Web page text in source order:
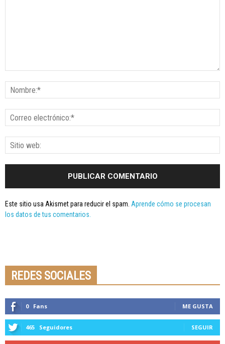
Este sitio usa Akismet para reducir el spam. Aprende cómo se procesan
los datos de tus comentarios.
REDES SOCIALES
0 Fans ME GUSTA
465 Seguidores SEGUIR